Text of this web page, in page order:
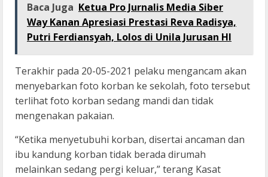
Baca Juga Ketua Pro Jurnalis Media Siber
Way Kanan Apresiasi Prestasi Reva Radisya,
Putri Ferdiansyah, Lolos di Unila Jurusan HI
Terakhir pada 20-05-2021 pelaku mengancam akan
menyebarkan foto korban ke sekolah, foto tersebut
terlihat foto korban sedang mandi dan tidak
mengenakan pakaian.
“Ketika menyetubuhi korban, disertai ancaman dan
ibu kandung korban tidak berada dirumah
melainkan sedang pergi keluar,” terang Kasat